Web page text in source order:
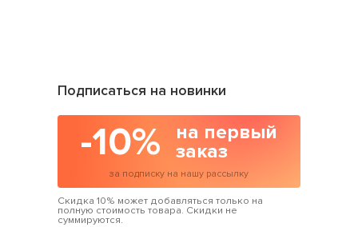
Подписаться на новинки
-10%
на первый
заказ
за подписку на нашу рассылку
Скидка 10% может добавляться только на
полную стоимость товара. Скидки не
суммируются.